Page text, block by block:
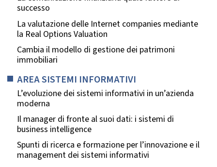
successo
La valutazione delle Internet companies mediante
la Real Options Valuation
Cambia il modello di gestione dei patrimoni
immobiliari
AREA SISTEMI INFORMATIVI
L’evoluzione dei sistemi informativi in un’azienda
moderna
Il manager di fronte al suoi dati: i sistemi di
business intelligence
Spunti di ricerca e formazione per l’innovazione e il
management dei sistemi informativi